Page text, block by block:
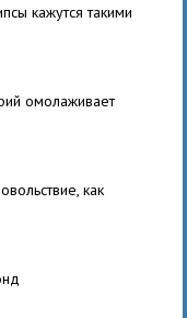
кажутся такими
омолаживает
как